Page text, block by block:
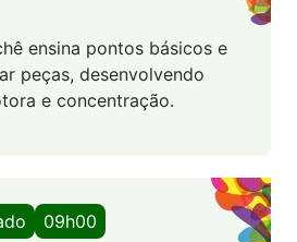
ensina pontos básicos e
peças, desenvolvendo
e concentração.
09h00